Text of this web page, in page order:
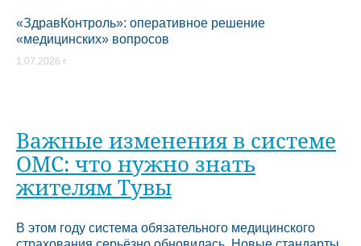
«ЗдравКонтроль»: оперативное решение
«медицинских» вопросов
1.07.2026 г.
Важные изменения в системе
ОМС: что нужно знать
жителям Тувы
В этом году система обязательного медицинского